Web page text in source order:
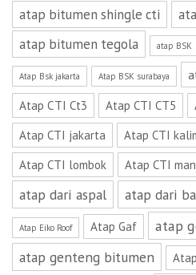
atap bitumen shingle cti
atap bitumen tegola
atap BSK
Atap Bsk jakarta Atap BSK surabaya
Atap CTI Ct3
Atap CTI CT5
Atap CTI jakarta
Atap CTI
Atap CTI lombok
Atap CTI
atap dari aspal atap dari
Atap Eiko Roof Atap Gaf
atap
atap genteng bitumen